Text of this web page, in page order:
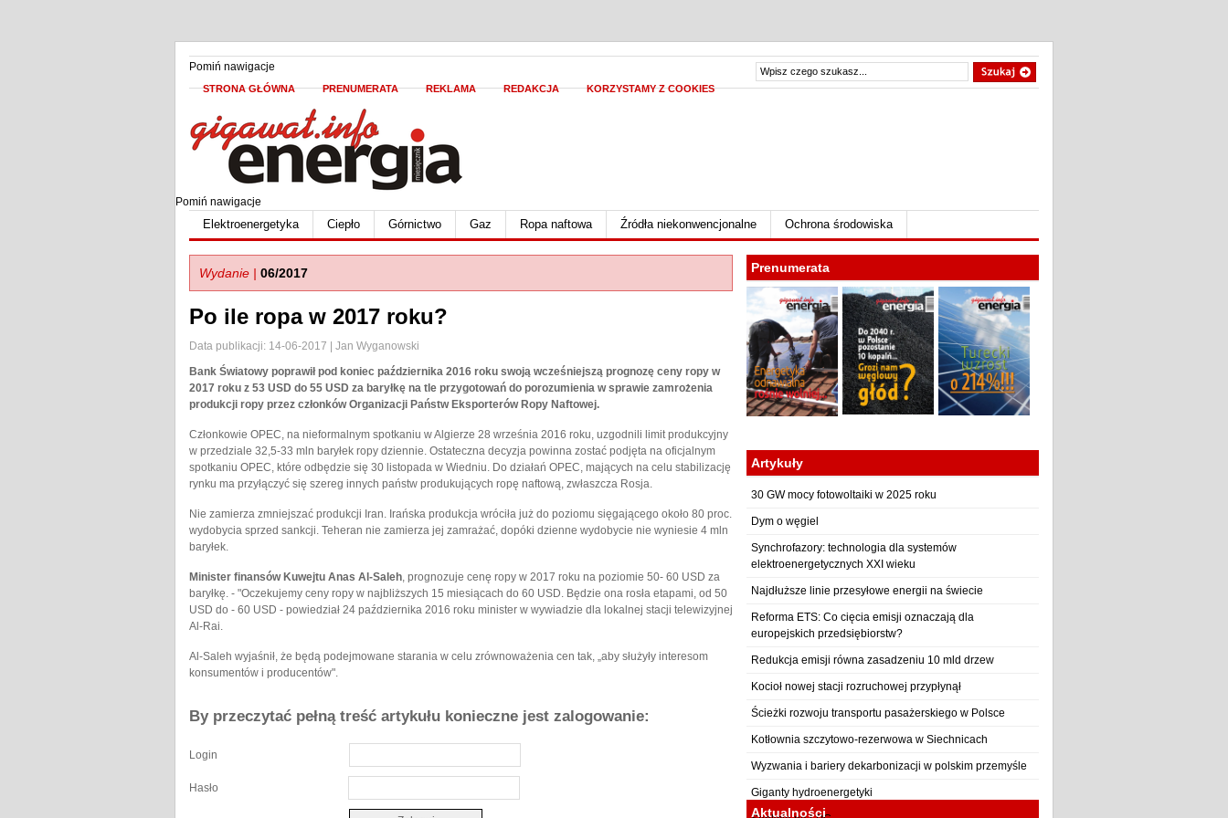
Pomiń nawigacje
STRONA GŁÓWNA PRENUMERATA REKLAMA REDAKCJA KORZYSTAMY Z COOKIES
Pomiń nawigacje
Elektroenergetyka Ciepło Górnictwo Gaz Ropa naftowa Źródła niekonwencjonalne Ochrona środowiska
Wydanie | 06/2017
Po ile ropa w 2017 roku?
Data publikacji: 14-06-2017 | Jan Wyganowski
Bank Światowy poprawił pod koniec października 2016 roku swoją wcześniejszą prognozę ceny ropy w
2017 roku z 53 USD do 55 USD za baryłkę na tle przygotowań do porozumienia w sprawie zamrożenia
produkcji ropy przez członków Organizacji Państw Eksporterów Ropy Naftowej.
Członkowie OPEC, na nieformalnym spotkaniu w Algierze 28 września 2016 roku, uzgodnili limit produkcyjny
w przedziale 32,5-33 mln baryłek ropy dziennie. Ostateczna decyzja powinna zostać podjęta na oficjalnym
spotkaniu OPEC, które odbędzie się 30 listopada w Wiedniu. Do działań OPEC, mających na celu stabilizację
rynku ma przyłączyć się szereg innych państw produkujących ropę naftową, zwłaszcza Rosja.
Nie zamierza zmniejszać produkcji Iran. Irańska produkcja wróciła już do poziomu sięgającego około 80 proc.
wydobycia sprzed sankcji. Teheran nie zamierza jej zamrażać, dopóki dzienne wydobycie nie wyniesie 4 mln
baryłek.
Minister finansów Kuwejtu Anas Al-Saleh, prognozuje cenę ropy w 2017 roku na poziomie 50- 60 USD za
baryłkę. - "Oczekujemy ceny ropy w najbliższych 15 miesiącach do 60 USD. Będzie ona rosła etapami, od 50
USD do - 60 USD - powiedział 24 października 2016 roku minister w wywiadzie dla lokalnej stacji telewizyjnej
Al-Rai.
Al-Saleh wyjaśnił, że będą podejmowane starania w celu zrównoważenia cen tak, „aby służyły interesom
konsumentów i producentów".
By przeczytać pełną treść artykułu konieczne jest zalogowanie:
Login
Hasło
Prenumerata
Artykuły
30 GW mocy fotowoltaiki w 2025 roku
Dym o węgiel
Synchrofazory: technologia dla systemów
elektroenergetycznych XXI wieku
Najdłuższe linie przesyłowe energii na świecie
Reforma ETS: Co cięcia emisji oznaczają dla
europejskich przedsiębiorstw?
Redukcja emisji równa zasadzeniu 10 mld drzew
Kocioł nowej stacji rozruchowej przypłynął
Ścieżki rozwoju transportu pasażerskiego w Polsce
Kotłownia szczytowo-rezerwowa w Siechnicach
Wyzwania i bariery dekarbonizacji w polskim przemyśle
Giganty hydroenergetyki
Aktualności